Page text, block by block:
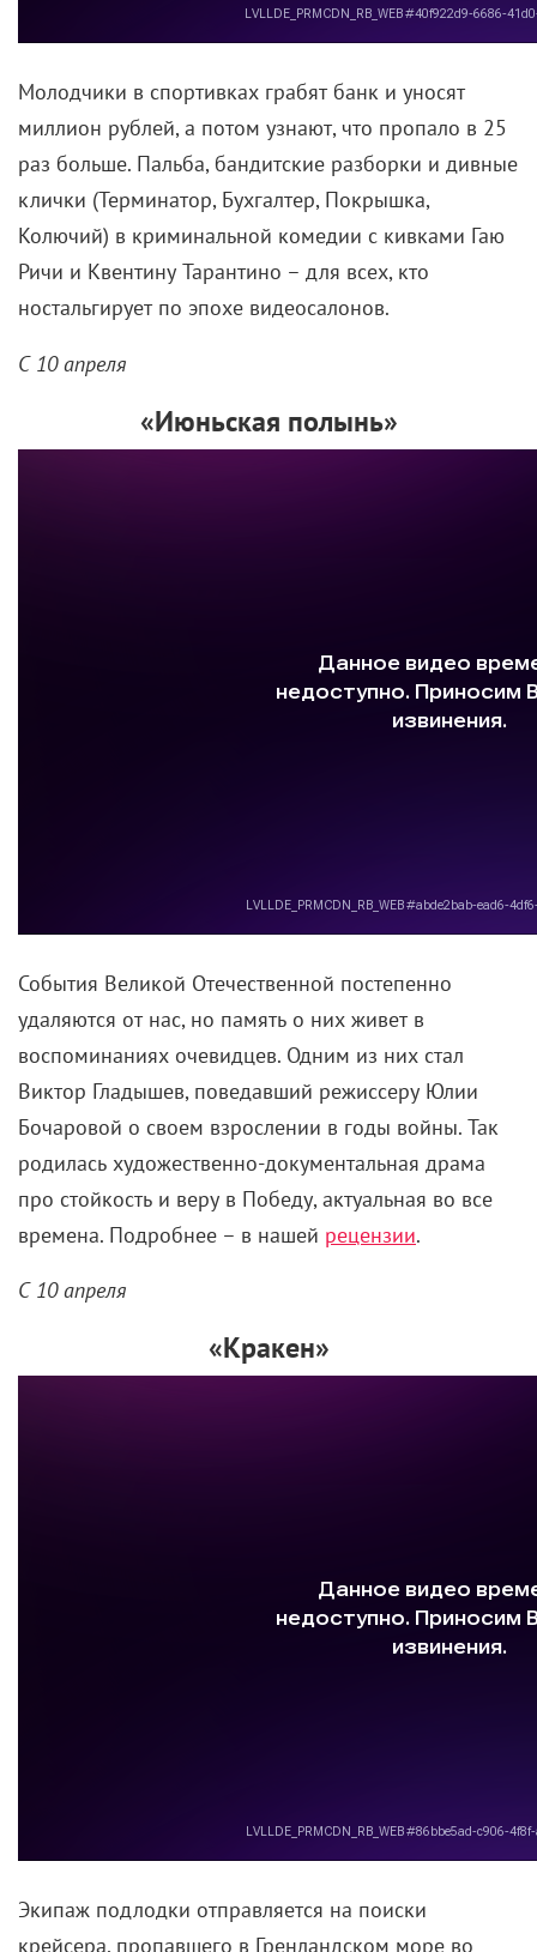
Молодчики в спортивках грабят банк и уносят
миллион рублей, а потом узнают, что пропало в 25
раз больше. Пальба, бандитские разборки и дивные
клички (Терминатор, Бухгалтер, Покрышка,
Колючий) в криминальной комедии с кивками Гаю
Ричи и Квентину Тарантино – для всех, кто
ностальгирует по эпохе видеосалонов.
С 10 апреля
«Июньская полынь»
События Великой Отечественной постепенно
удаляются от нас, но память о них живет в
воспоминаниях очевидцев. Одним из них стал
Виктор Гладышев, поведавший режиссеру Юлии
Бочаровой о своем взрослении в годы войны. Так
родилась художественно-документальная драма
про стойкость и веру в Победу, актуальная во все
времена. Подробнее – в нашей рецензии.
С 10 апреля
«Кракен»
Экипаж подлодки отправляется на поиски
крейсера, пропавшего в Гренландском море во